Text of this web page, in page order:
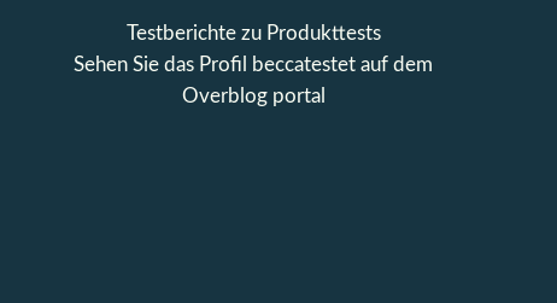
Testberichte zu Produkttests
Sehen Sie das Profil
beccatestet auf dem
Overblog portal